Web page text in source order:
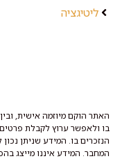
ליטיגציה
האתר הוקם מיוזמה אישית,
בו ולאפשר ערוץ לקבלת
הנזכרים בו. המידע שניתן
המחבר. המידע איננו מייצג